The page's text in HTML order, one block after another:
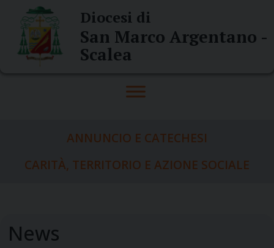
content
Diocesi di
San Marco Argentano -
Scalea
ANNUNCIO E CATECHESI
CARITÀ, TERRITORIO E AZIONE SOCIALE